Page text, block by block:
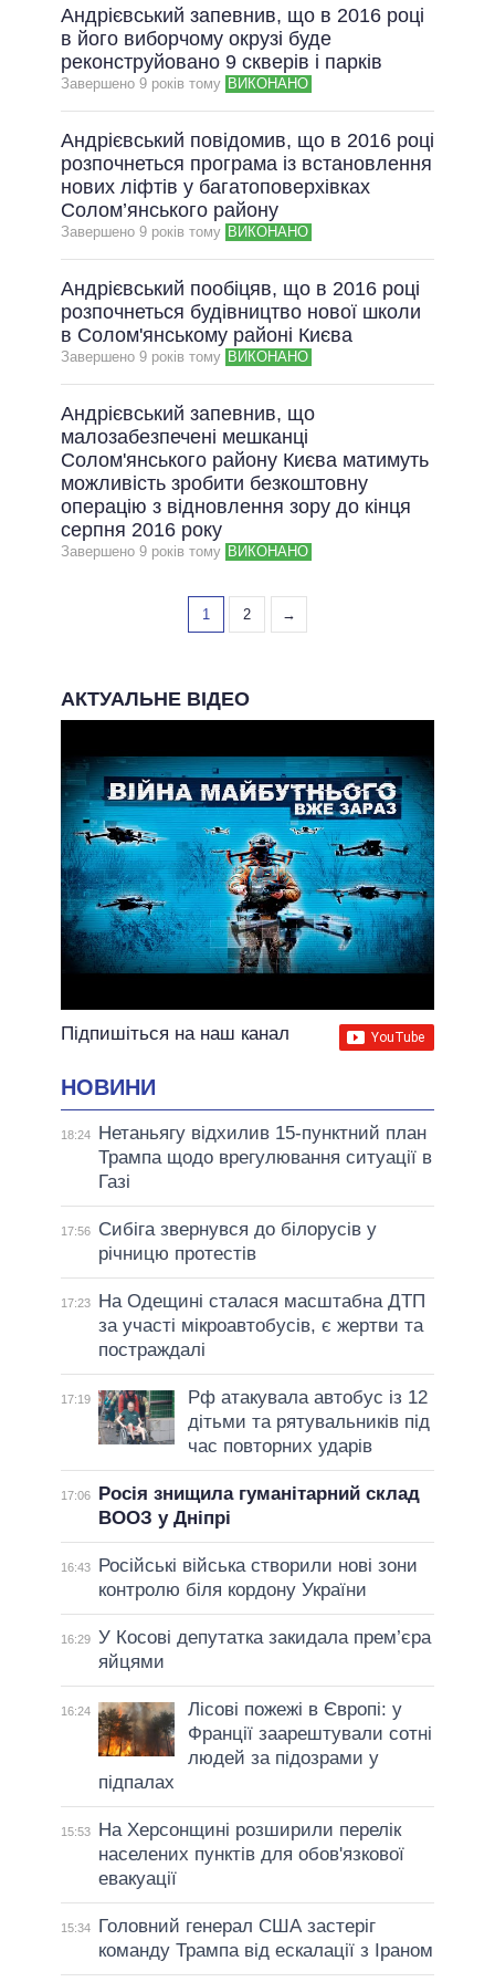
Андрієвський запевнив, що в 2016 році
в його виборчому окрузі буде
реконструйовано 9 скверів і парків
Завершено 9 рокiв тому ВИКОНАНО
Андрієвський повідомив, що в 2016 році
розпочнеться програма із встановлення
нових ліфтів у багатоповерхівках
Солом’янського району
Завершено 9 рокiв тому ВИКОНАНО
Андрієвський пообіцяв, що в 2016 році
розпочнеться будівництво нової школи
в Солом'янському районі Києва
Завершено 9 рокiв тому ВИКОНАНО
Андрієвський запевнив, що
малозабезпечені мешканці
Солом'янського району Києва матимуть
можливість зробити безкоштовну
операцію з відновлення зору до кінця
серпня 2016 року
Завершено 9 рокiв тому ВИКОНАНО
1 2 →
АКТУАЛЬНЕ ВІДЕО
Підпишіться на наш канал
НОВИНИ
18:24
Нетаньягу відхилив 15-пунктний план
Трампа щодо врегулювання ситуації в
Газі
17:56
Сибіга звернувся до білорусів у
річницю протестів
17:23
На Одещині сталася масштабна ДТП
за участі мікроавтобусів, є жертви та
постраждалі
17:19
Рф атакувала автобус із 12
дітьми та рятувальників під
час повторних ударів
17:06
Росія знищила гуманітарний склад
ВООЗ у Дніпрі
16:43
Російські війська створили нові зони
контролю біля кордону України
16:29 У Косові депутатка закидала прем’єра
яйцями
16:24
Лісові пожежі в Європі: у
Франції заарештували сотні
людей за підозрами у
підпалах
15:53
На Херсонщині розширили перелік
населених пунктів для обов'язкової
евакуації
15:34
Головний генерал США застеріг
команду Трампа від ескалації з Іраном